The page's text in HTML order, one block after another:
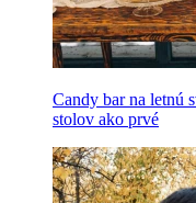
Candy bar na letnú
stolov ako prvé